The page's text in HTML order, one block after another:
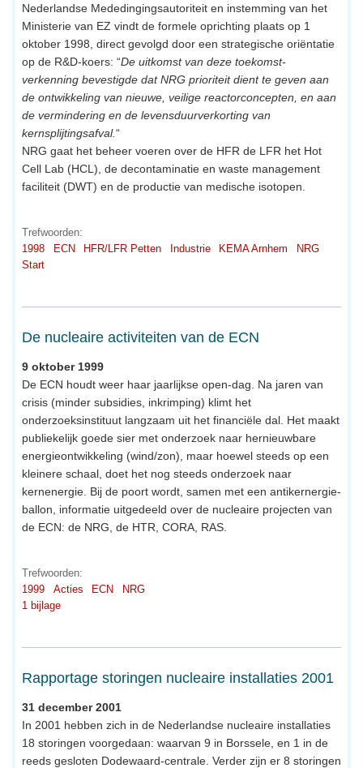
Nederlandse Mededingingsautoriteit en instemming van het
Ministerie van EZ vindt de formele oprichting plaats op 1
oktober 1998, direct gevolgd door een strategische oriëntatie
op de R&D-koers: “De uitkomst van deze toekomst-
verkenning bevestigde dat NRG prioriteit dient te geven aan
de ontwikkeling van nieuwe, veilige reactorconcepten, en aan
de vermindering en de levensduurverkorting van
kernsplijtingsafval.“
NRG gaat het beheer voeren over de HFR de LFR het Hot
Cell Lab (HCL), de decontaminatie en waste management
faciliteit (DWT) en de productie van medische isotopen.
Trefwoorden:
1998
ECN HFR/LFR Petten Industrie KEMA Arnhem
NRG
Start
De nucleaire activiteiten van de ECN
9 oktober 1999
De ECN houdt weer haar jaarlijkse open-dag. Na jaren van
crisis (minder subsidies, inkrimping) klimt het
onderzoeksinstituut langzaam uit het financiële dal. Het maakt
publiekelijk goede sier met onderzoek naar hernieuwbare
energieontwikkeling (wind/zon), maar hoewel steeds op een
kleinere schaal, doet het nog steeds onderzoek naar
kernenergie. Bij de poort wordt, samen met een antikernergie-
ballon, informatie uitgedeeld over de nucleaire projecten van
de ECN: de NRG, de HTR, CORA, RAS.
Trefwoorden:
1999
Acties ECN
NRG
1 bijlage
Rapportage storingen nucleaire installaties 2001
31 december 2001
In 2001 hebben zich in de Nederlandse nucleaire installaties
18 storingen voorgedaan: waarvan 9 in Borssele, en 1 in de
reeds gesloten Dodewaard-centrale. Verder zijn er 8 storingen